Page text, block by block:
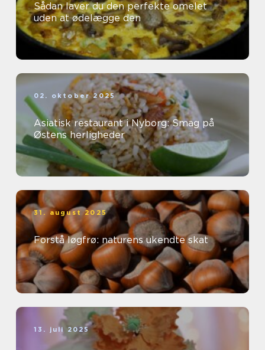
Sådan laver du den perfekte omelet
uden at ødelægge den
02. oktober 2025
Asiatisk restaurant i Nyborg: Smag på
Østens herligheder
31. august 2025
Forstå løgfrø: naturens ukendte skat
13. juli 2025